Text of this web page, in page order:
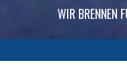
WIR BRENNEN